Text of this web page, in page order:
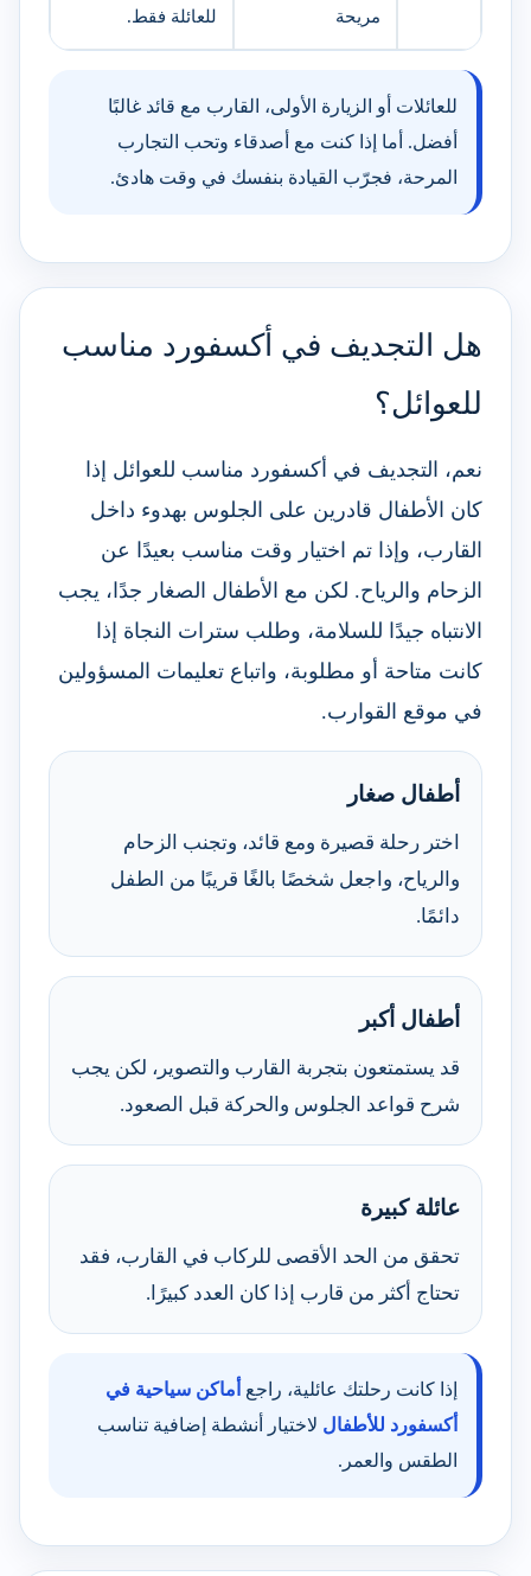
مريحة للعائلة فقط.
للعائلات أو الزيارة الأولى، القارب مع قائد غالبًا
أفضل. أما إذا كنت مع أصدقاء وتحب التجارب
المرحة، فجرّب القيادة بنفسك في وقت هادئ.
هل التجديف في أكسفورد مناسب
للعوائل؟
نعم، التجديف في أكسفورد مناسب للعوائل إذا
كان الأطفال قادرين على الجلوس بهدوء داخل
القارب، وإذا تم اختيار وقت مناسب بعيدًا عن
الزحام والرياح. لكن مع الأطفال الصغار جدًا، يجب
الانتباه جيدًا للسلامة، وطلب سترات النجاة إذا
كانت متاحة أو مطلوبة، واتباع تعليمات المسؤولين
في موقع القوارب.
أطفال صغار
اختر رحلة قصيرة ومع قائد، وتجنب الزحام
والرياح، واجعل شخصًا بالغًا قريبًا من الطفل
دائمًا.
أطفال أكبر
قد يستمتعون بتجربة القارب والتصوير، لكن يجب
شرح قواعد الجلوس والحركة قبل الصعود.
عائلة كبيرة
تحقق من الحد الأقصى للركاب في القارب، فقد
تحتاج أكثر من قارب إذا كان العدد كبيرًا.
إذا كانت رحلتك عائلية، راجع أماكن سياحية في
أكسفورد للأطفال لاختيار أنشطة إضافية تناسب
الطقس والعمر.